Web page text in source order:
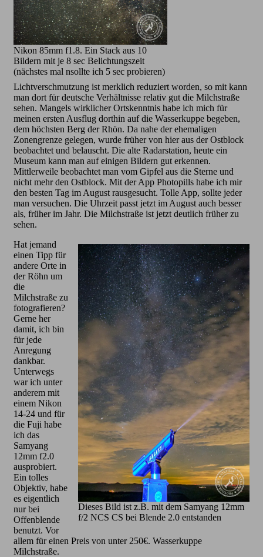
Nikon 85mm f1.8. Ein Stack aus 10
Bildern mit je 8 sec Belichtungszeit
(nächstes mal nsollte ich 5 sec probieren)
Lichtverschmutzung ist merklich reduziert worden, so mit kann
man dort für deutsche Verhältnisse relativ gut die Milchstraße
sehen. Mangels wirklicher Ortskenntnis habe ich mich für
meinen ersten Ausflug dorthin auf die Wasserkuppe begeben,
dem höchsten Berg der Rhön. Da nahe der ehemaligen
Zonengrenze gelegen, wurde früher von hier aus der Ostblock
beobachtet und belauscht. Die alte Radarstation, heute ein
Museum kann man auf einigen Bildern gut erkennen.
Mittlerweile beobachtet man vom Gipfel aus die Sterne und
nicht mehr den Ostblock. Mit der App Photopills habe ich mir
den besten Tag im August rausgesucht. Tolle App, sollte jeder
man versuchen. Die Uhrzeit passt jetzt im August auch besser
als, früher im Jahr. Die Milchstraße ist jetzt deutlich früher zu
sehen.
Dieses Bild ist z.B. mit dem Samyang 12mm
f/2 NCS CS bei Blende 2.0 entstanden
Hat jemand
einen Tipp für
andere Orte in
der Röhn um
die
Milchstraße zu
fotografieren?
Gerne her
damit, ich bin
für jede
Anregung
dankbar.
Unterwegs
war ich unter
anderem mit
einem Nikon
14-24 und für
die Fuji habe
ich das
Samyang
12mm f2.0
ausprobiert.
Ein tolles
Objektiv, habe
es eigentlich
nur bei
Offenblende
benutzt. Vor
allem für einen Preis von unter 250€. Wasserkuppe
Milchstraße.